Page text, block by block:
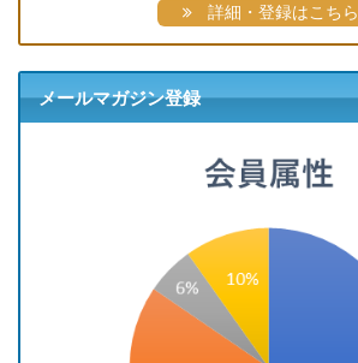
詳細・登録はこちら
メールマガジン登録